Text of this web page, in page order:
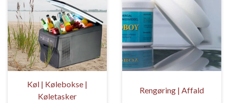
Køl | Kølebokse |
Køletasker
Rengøring | Affald